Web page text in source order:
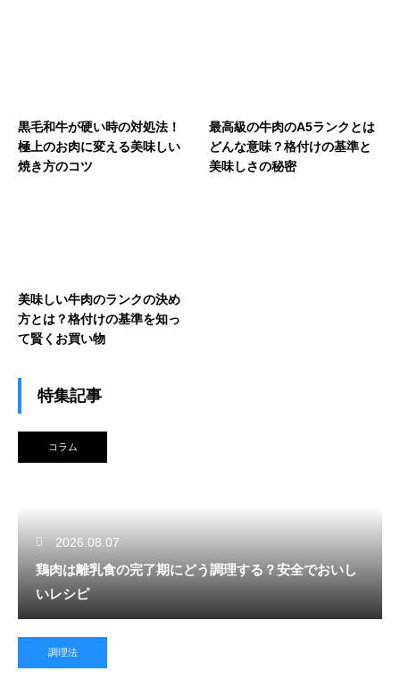
黒毛和牛が硬い時の対処法！
極上のお肉に変える美味しい
焼き方のコツ
最高級の牛肉のA5ランクとは
どんな意味？格付けの基準と
美味しさの秘密
美味しい牛肉のランクの決め
方とは？格付けの基準を知っ
て賢くお買い物
特集記事
コラム
2026.08.07
鶏肉は離乳食の完了期にどう調理する？安全でおいし
いレシピ
調理法